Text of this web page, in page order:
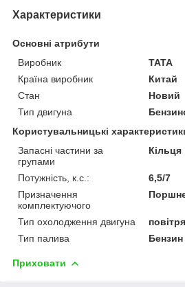
Характеристики
Основні атрибути
Виробник
TATA
Країна виробник
Китай
Стан
Новий
Тип двигуна
Користувальницькі
Запасні частини за
групами
Кільця
Потужність, к.с.:
6,5/7
Призначення
комплектуючого
Тип охолодження двигуна
Тип палива
Бензин
Приховати